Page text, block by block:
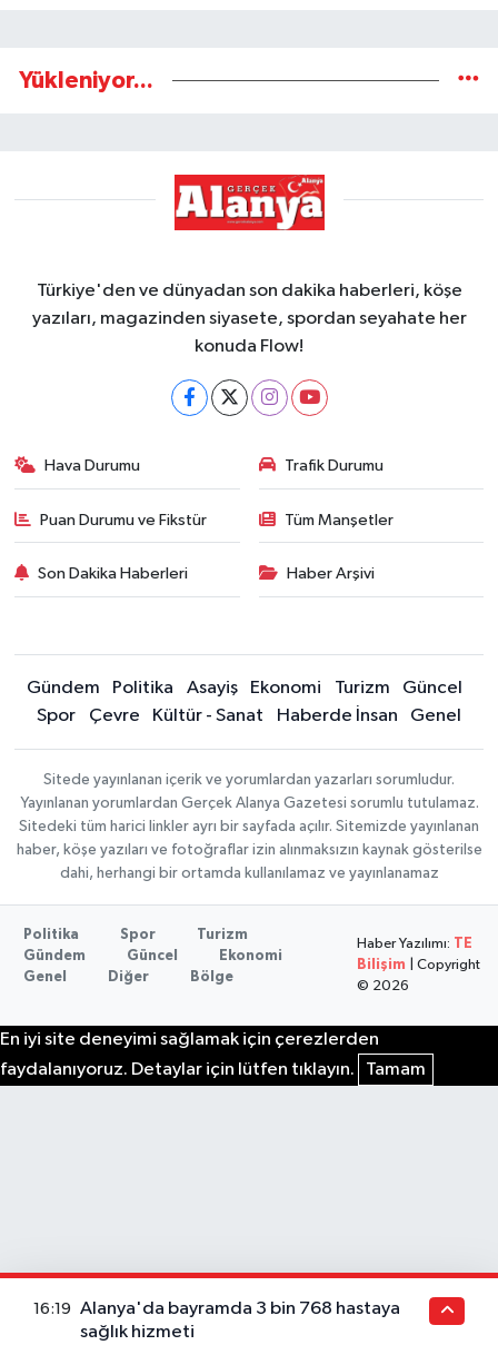
Yükleniyor...
Türkiye'den ve dünyadan son dakika haberleri, köşe
yazıları, magazinden siyasete, spordan seyahate her
konuda Flow!
Hava Durumu Trafik Durumu
Puan Durumu ve Fikstür Tüm Manşetler
Son Dakika Haberleri Haber Arşivi
Gündem Politika Asayiş Ekonomi Turizm
Güncel
Spor
Çevre Kültür - Sanat Haberde İnsan Genel
Sitede yayınlanan içerik ve yorumlardan yazarları sorumludur.
Yayınlanan yorumlardan Gerçek Alanya Gazetesi sorumlu tutulamaz.
Sitedeki tüm harici linkler ayrı bir sayfada açılır. Sitemizde yayınlanan
haber, köşe yazıları ve fotoğraflar izin alınmaksızın kaynak gösterilse
dahi, herhangi bir ortamda kullanılamaz ve yayınlanamaz
Politika Spor
Turizm
Gündem
Güncel
Ekonomi
Genel
Diğer Bölge
Haber Yazılımı: TE
Bilişim | Copyright
© 2026
En iyi site deneyimi sağlamak için çerezlerden
faydalanıyoruz. Detaylar için lütfen tıklayın.
Tamam
16:19
Alanya'da bayramda 3 bin 768 hastaya
sağlık hizmeti